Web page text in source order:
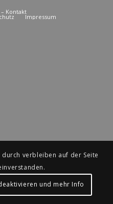
Kontakt
Impressum
verbleiben auf der Seite
und mehr Info